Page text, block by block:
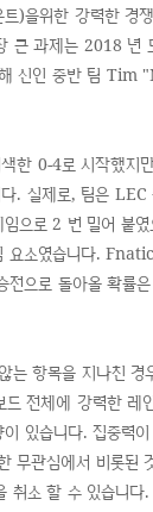
)을위한 강력한 경
큰 과제는 2018 년
해 신인 중반 팀
한 0-4로 시작했지
. 실제로, 팀은
으로 2 번 밀어 붙
요소였습니다.
전으로 돌아올 확률
는 항목을 지나친
드 전체에 강력한 레
있습니다. 집중력
무관심에서 비롯된
취소 할 수 있습니다.